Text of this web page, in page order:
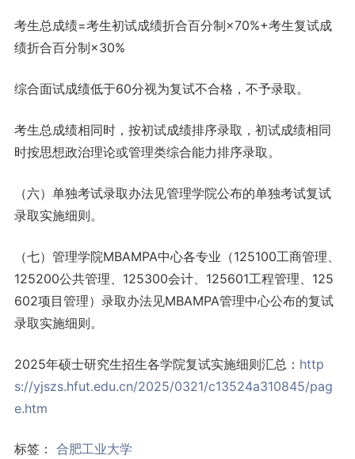
考生总成绩=考生初试成绩折合百分制×70%+考生复试成
绩折合百分制×30%
综合面试成绩低于60分视为复试不合格，不予录取。
考生总成绩相同时，按初试成绩排序录取，初试成绩相同
时按思想政治理论或管理类综合能力排序录取。
（六）单独考试录取办法见管理学院公布的单独考试复试
录取实施细则。
（七）管理学院MBAMPA中心各专业（125100工商管理、
125200公共管理、125300会计、125601工程管理、125
602项目管理）录取办法见MBAMPA管理中心公布的复试
录取实施细则。
2025年硕士研究生招生各学院复试实施细则汇总： http
s://yjszs.hfut.edu.cn/2025/0321/c13524a310845/pag
e.htm
标签： 合肥工业大学